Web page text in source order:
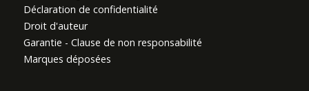
Déclaration de confidentialité
Droit d'auteur
Garantie - Clause de non responsabilité
Marques déposées